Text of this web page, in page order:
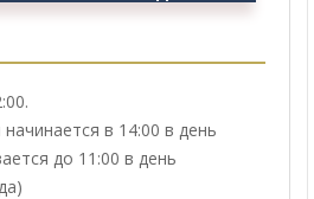
в 14:00 в день
до 11:00 в день